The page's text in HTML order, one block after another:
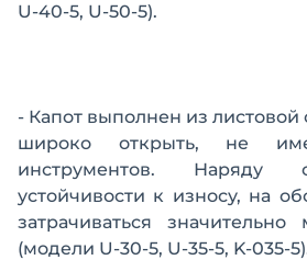
U-40-5, U-50-5).
- Капот выполнен из
широко открыть, не
инструментов. Наряду
устойчивости к износу, на
затрачиваться
(модели U-30-5, U-35-5, K-035-